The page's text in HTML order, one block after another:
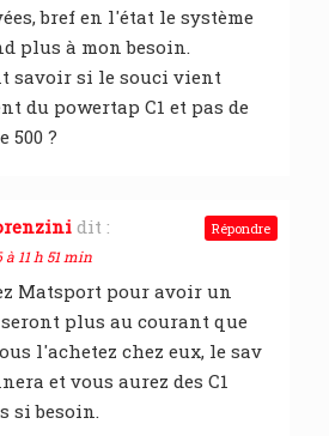
bref en l'état le système
plus à mon besoin.
savoir si le souci vient
du powertap C1 et pas de
500 ?
dit :
à 11 h 51 min
Matsport pour avoir un
plus au courant que
l'achetez chez eux, le sav
et vous aurez des C1
si besoin.
Répondre